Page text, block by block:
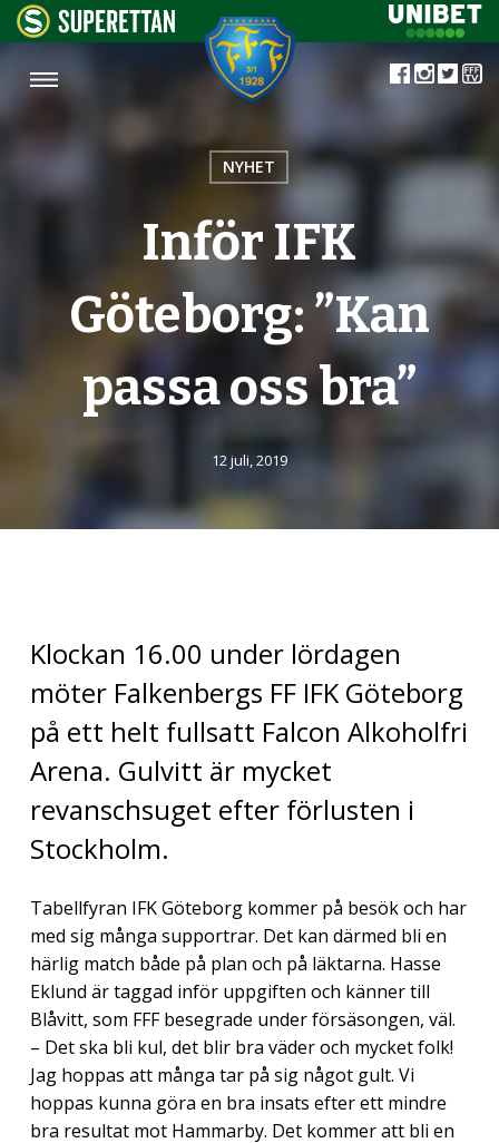
NYHET
Inför IFK
Göteborg: ”Kan
passa oss bra”
12 juli, 2019
Klockan 16.00 under lördagen
möter Falkenbergs FF IFK Göteborg
på ett helt fullsatt Falcon Alkoholfri
Arena. Gulvitt är mycket
revanschsuget efter förlusten i
Stockholm.
Tabellfyran IFK Göteborg kommer på besök och har
med sig många supportrar. Det kan därmed bli en
härlig match både på plan och på läktarna. Hasse
Eklund är taggad inför uppgiften och känner till
Blåvitt, som FFF besegrade under försäsongen, väl.
– Det ska bli kul, det blir bra väder och mycket folk!
Jag hoppas att många tar på sig något gult. Vi
hoppas kunna göra en bra insats efter ett mindre
bra resultat mot Hammarby. Det kommer att bli en